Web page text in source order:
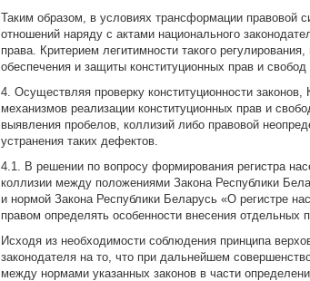
Таким образом, в условиях трансформации правовой
отношений наряду с актами национального
права. Критерием легитимности такого
обеспечения и защиты конституционных прав и
4. Осуществляя проверку конституционности
механизмов реализации конституционных прав и
выявления пробелов, коллизий либо правовой
устранения таких дефектов.
4.1. В решении по вопросу формирования регистра
коллизии между положениями Закона Республики
и нормой Закона Республики Беларусь «О регистре
правом определять особенности внесения отдельных
Исходя из необходимости соблюдения принципа
законодателя на то, что при дальнейшем
между нормами указанных законов в части